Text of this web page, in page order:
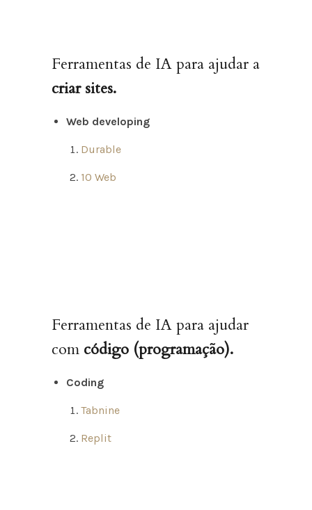
Ferramentas de IA para ajudar a
criar sites.
Web developing
Durable
10 Web
Ferramentas de IA para ajudar
com código (programação).
Coding
Tabnine
Replit